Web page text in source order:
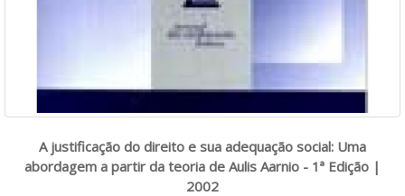
A justificação do direito e sua adequação social: Uma
abordagem a partir da teoria de Aulis Aarnio - 1ª Edição |
2002